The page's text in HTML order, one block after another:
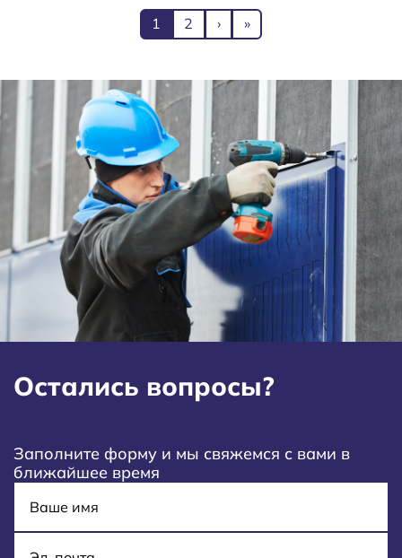
Нумерация страницТекущая страница
1 Page
2 Следующая страница
› Последняя страница
»
Остались вопросы?
Заполните форму и мы свяжемся с вами в
ближайшее время